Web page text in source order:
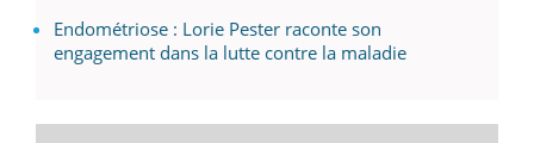
Endométriose : Lorie Pester raconte son
engagement dans la lutte contre la maladie